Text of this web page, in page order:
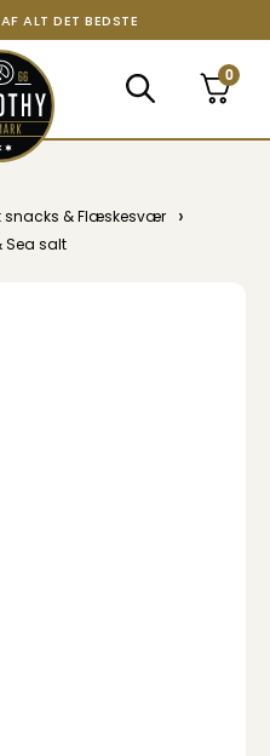
ALT DET BEDSTE
0
snacks & Flæskesvær ›
Sea salt